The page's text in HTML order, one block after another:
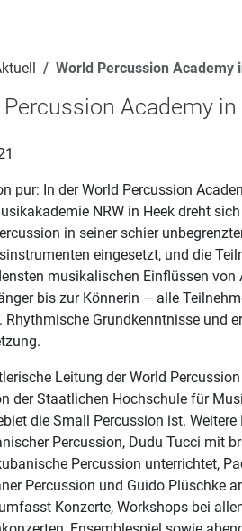
World Percussion Academy
Academy
pur: In der World Percussion
NRW in Heek dreht
in seiner schier
eingesetzt, und die
musikalischen Einflüssen
bis zur Könnerin – alle
Rhythmische Grundkenntnisse und
Leitung der World
der Staatlichen Hochschule für
die Small Percussion ist.
Percussion, Dudu Tucci mit
Percussion unterrichtet,
Percussion und Guido Plüschke
Konzerte, Workshops bei